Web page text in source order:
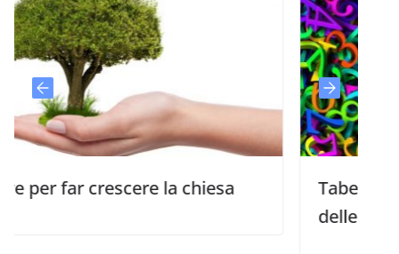
crescere la chiesa
Tabelline: il
delle chiese